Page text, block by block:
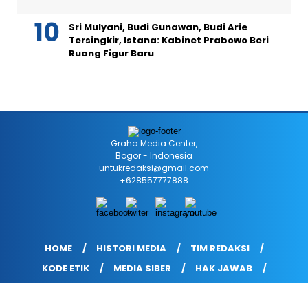
Sri Mulyani, Budi Gunawan, Budi Arie
Tersingkir, Istana: Kabinet Prabowo Beri
Ruang Figur Baru
Graha Media Center,
Bogor - Indonesia
untukredaksi@gmail.com
+628557777888
HOME HISTORI MEDIA
TIM REDAKSI
KODE ETIK
MEDIA SIBER
HAK JAWAB